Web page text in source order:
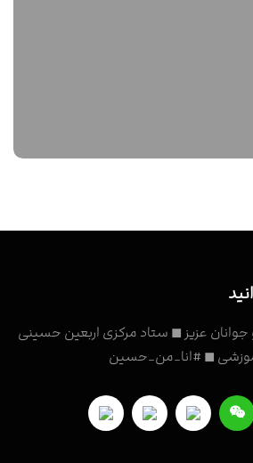
جوانان عزیز ◼ ستاد مرکزی اربعین حسینی
◼ #انا_من_حسین